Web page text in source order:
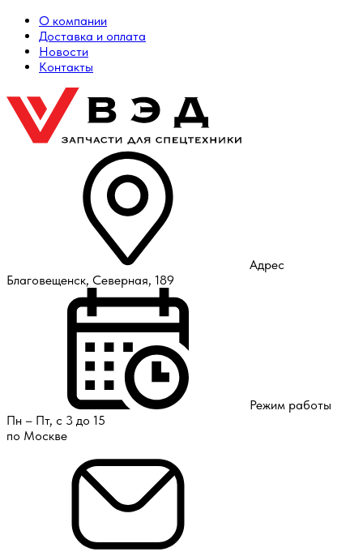
О компании
Доставка и оплата
Новости
Контакты
Адрес
Благовещенск, Северная, 189
Режим работы
Пн – Пт, с 3 до 15
по Москве